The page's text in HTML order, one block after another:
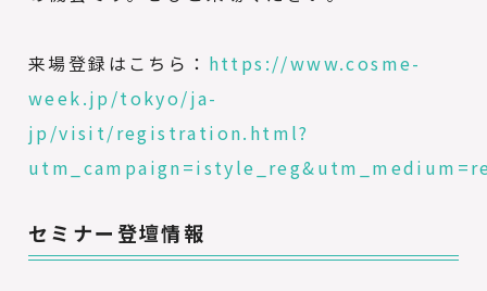
来場登録はこちら： https://www.cosme-
week.jp/tokyo/ja-
jp/visit/registration.html?
セミナー登壇情報